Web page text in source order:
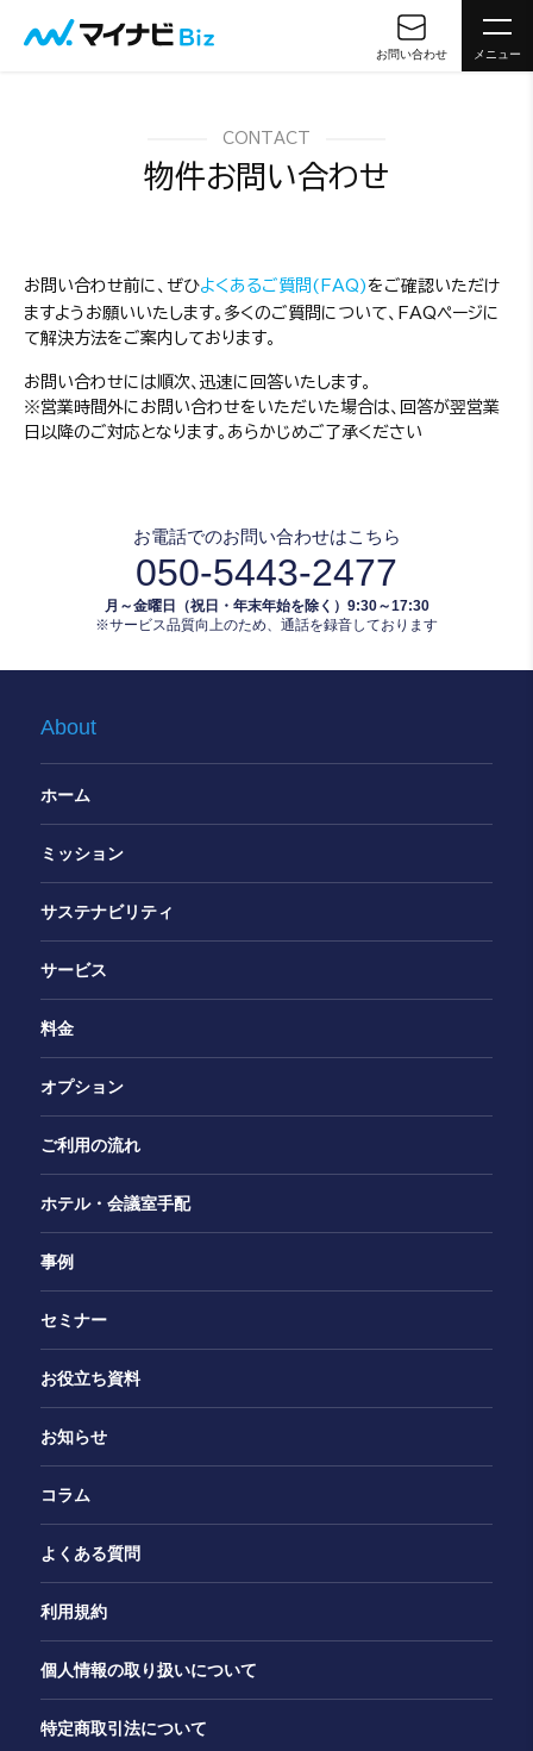
お問い合わせ メニュー
CONTACT
物件お問い合わせ
お問い合わせ前に、ぜひよくあるご質問(FAQ) をご確認いただけ
ますようお願いいたします。多くのご質問について、FAQページに
て解決方法をご案内しております。
お問い合わせには順次、迅速に回答いたします。
※営業時間外にお問い合わせをいただいた場合は、回答が翌営業
日以降のご対応となります。あらかじめご了承ください
お電話でのお問い合わせはこちら
050-5443-2477
月～金曜日（祝日・年末年始を除く）9:30～17:30
※サービス品質向上のため、通話を録音しております
About
ホーム
ミッション
サステナビリティ
サービス
料金
オプション
ご利用の流れ
ホテル・会議室手配
事例
セミナー
お役立ち資料
お知らせ
コラム
よくある質問
利用規約
個人情報の取り扱いについて
特定商取引法について